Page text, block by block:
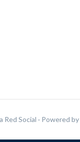
Red Social · Powered by